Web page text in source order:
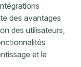
des avantages
des utilisateurs,
et le